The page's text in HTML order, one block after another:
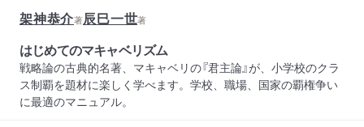
架神恭介著辰巳一世著
はじめてのマキャベリズム
戦略論の古典的名著、マキャベリの『君主論』が、小学校のクラ
ス制覇を題材に楽しく学べます。学校、職場、国家の覇権争い
に最適のマニュアル。